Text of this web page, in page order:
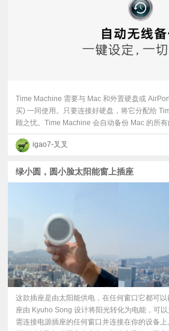
Time Machine 需要与 Mac 和外置硬盘或
买) 一同使用。只要连接好硬盘，将它分配给
顾之忧。Time Machine 会自动备份 Mac 的所
igao7-叉叉
绿小圆，圆小脸太阳能窗上插座
这款插座是由太阳能供电，在任何窗口它都可
座由 Kyuho Song 设计将阳光转化为电能，可
需连接电源插座的任何窗口并连接在你的设备